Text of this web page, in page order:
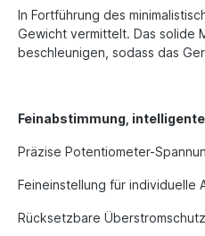
In Fortführung des
Gewicht vermittelt. Das solide
beschleunigen, sodass das
Feinabstimmung,
Präzise Potentiometer-
Feineinstellung für individuelle
Rücksetzbare